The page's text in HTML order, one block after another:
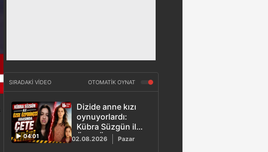
SIRADAKİ VİDEO OTOMATİK OYNAT
04:01
Dizide anne kızı
oynuyorlardı:
Kübra Süzgün ile
Özge Özpirinçci
arasında çete krizi
02.08.2026 Pazar